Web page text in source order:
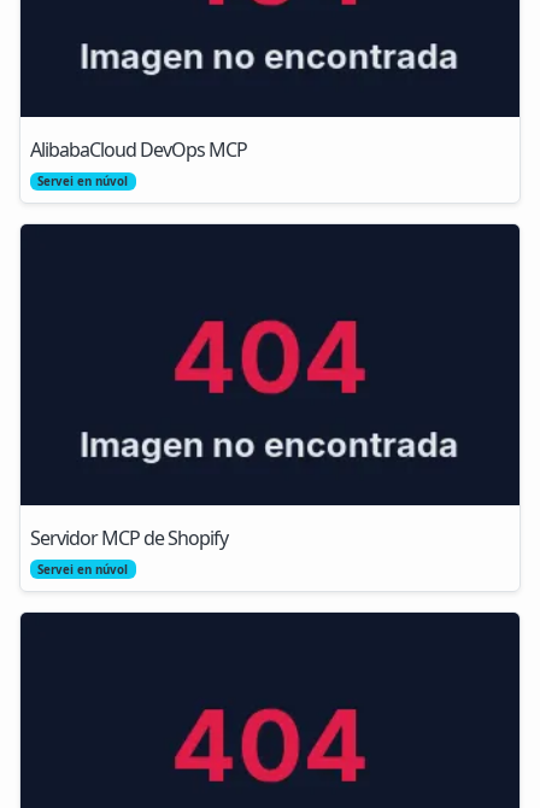
AlibabaCloud DevOps MCP
Servei en núvol
Servidor MCP de Shopify
Servei en núvol